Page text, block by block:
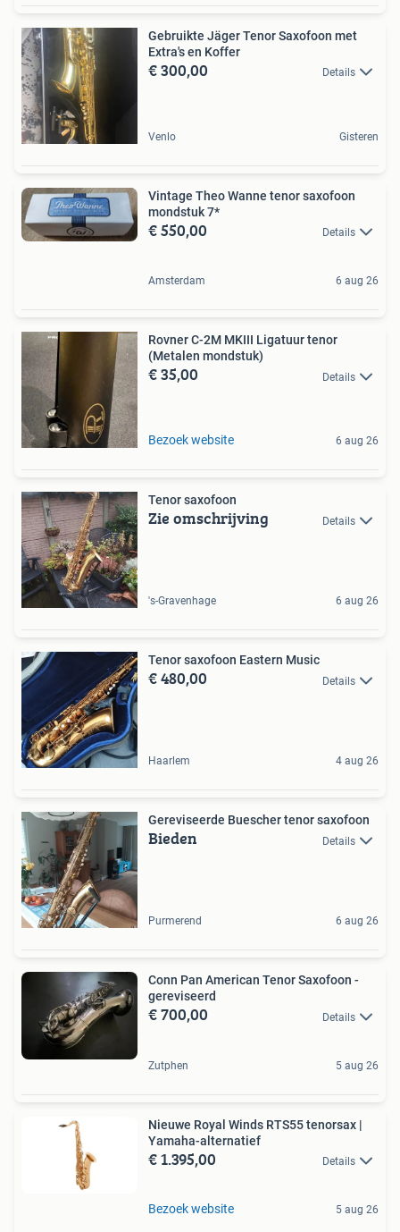
Gebruikte Jäger Tenor Saxofoon met
Extra's en Koffer
€ 300,00 Details
Venlo Gisteren
Vintage Theo Wanne tenor saxofoon
mondstuk 7*
€ 550,00 Details
Amsterdam 6 aug 26
Rovner C-2M MKIII Ligatuur tenor
(Metalen mondstuk)
€ 35,00 Details
Bezoek website 6 aug 26
Tenor saxofoon
Zie omschrijving Details
's-Gravenhage 6 aug 26
Tenor saxofoon Eastern Music
€ 480,00 Details
Haarlem 4 aug 26
Gereviseerde Buescher tenor saxofoon
Bieden Details
Purmerend 6 aug 26
Conn Pan American Tenor Saxofoon -
gereviseerd
€ 700,00 Details
Zutphen 5 aug 26
Nieuwe Royal Winds RTS55 tenorsax |
Yamaha-alternatief
€ 1.395,00 Details
Bezoek website 5 aug 26